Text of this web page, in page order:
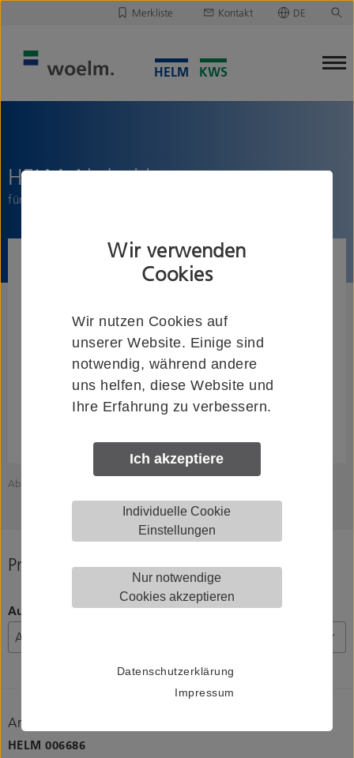
Wir verwenden
Cookies
Wir nutzen Cookies auf
unserer Website. Einige sind
notwendig, während andere
uns helfen, diese Website und
Ihre Erfahrung zu verbessern.
Ich akzeptiere
Individuelle Cookie
Einstellungen
Nur notwendige
Cookies akzeptieren
Datenschutzerklärung
Impressum
Merkliste Kontakt DE
HELM Abdeckkappenpaar
für 3-flg. Teleskopanlage mit Blende
Abbildung zeigt HELM 006686
Produkt konfigurieren
Ausführung
Artikelnummer
HELM006686